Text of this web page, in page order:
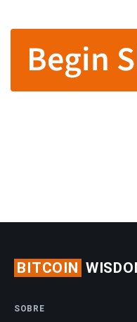
Begin
BITCOIN
SOBRE